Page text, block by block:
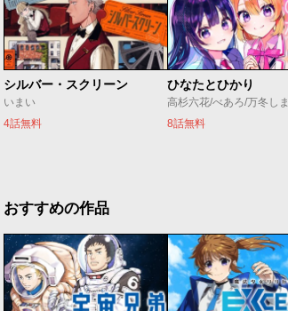
シルバー・スクリーン
いまい
4話無料
ひなたとひかり
高杉六花/べあろ/万冬しま
8話無料
おすすめの作品